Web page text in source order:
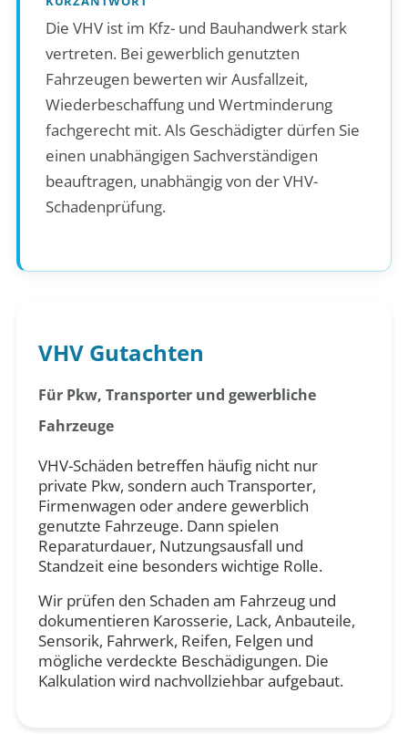
Die VHV ist im Kfz- und Bauhandwerk stark
vertreten. Bei gewerblich genutzten
Fahrzeugen bewerten wir Ausfallzeit,
Wiederbeschaffung und Wertminderung
fachgerecht mit. Als Geschädigter dürfen Sie
einen unabhängigen Sachverständigen
beauftragen, unabhängig von der VHV-
Schadenprüfung.
VHV Gutachten
Für Pkw, Transporter und gewerbliche
Fahrzeuge
VHV-Schäden betreffen häufig nicht nur
private Pkw, sondern auch Transporter,
Firmenwagen oder andere gewerblich
genutzte Fahrzeuge. Dann spielen
Reparaturdauer, Nutzungsausfall und
Standzeit eine besonders wichtige Rolle.
Wir prüfen den Schaden am Fahrzeug und
dokumentieren Karosserie, Lack, Anbauteile,
Sensorik, Fahrwerk, Reifen, Felgen und
mögliche verdeckte Beschädigungen. Die
Kalkulation wird nachvollziehbar aufgebaut.